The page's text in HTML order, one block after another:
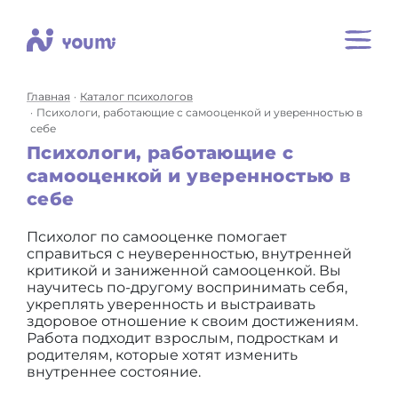
Главная
Каталог психологов
Психологи, работающие с самооценкой и уверенностью в
себе
Психологи, работающие с
самооценкой и уверенностью в
себе
Психолог по самооценке помогает
справиться с неуверенностью, внутренней
критикой и заниженной самооценкой. Вы
научитесь по-другому воспринимать себя,
укреплять уверенность и выстраивать
здоровое отношение к своим достижениям.
Работа подходит взрослым, подросткам и
родителям, которые хотят изменить
внутреннее состояние.